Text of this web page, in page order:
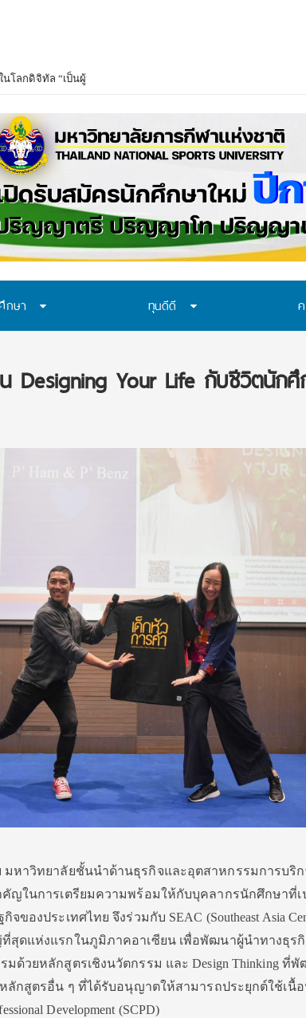
กษา ทุนดีดี
Designing Your Life กับชีวิตนัก
มหาวิทยาลัยชั้นนำด้านธุรกิจและอุตสาหกรรมการบริ
คัญในการเตรียมความพร้อมให้กับบุคลากรนักศึกษาที่เ
จของประเทศไทย จึงร่วมกับ SEAC (Southeast Asia
สุดแห่งแรกในภูมิภาคอาเซียน เพื่อพัฒนาผู้นำทางธุร
ด้วยหลักสูตรเชิงนวัตกรรม และ Design Thinking ที่
ลักสูตรอื่น ๆ ที่ได้รับอนุญาตให้สามารถประยุกต์ใช้เนื้
Development (SCPD)